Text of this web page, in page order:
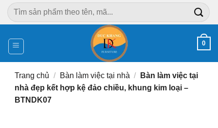
Chuyển
đến
dung
Tìm
kiếm:
0
Trang chủ / Bàn làm việc tại nhà /
Bàn làm việc tại
nhà đẹp kết hợp kệ đảo chiều, khung kim loại –
BTNDK07